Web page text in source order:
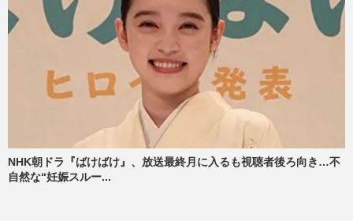
NHK朝ドラ『ばけばけ』、放送最終月に入るも視聴者後ろ向き…不
自然な“妊娠スルー...